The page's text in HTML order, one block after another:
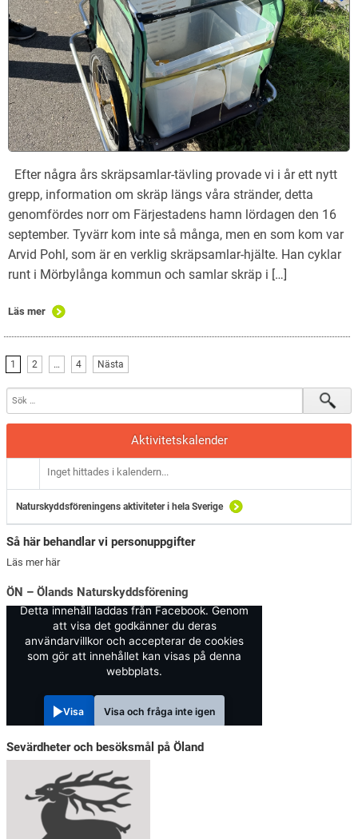
Efter några års skräpsamlar-tävling provade vi i år ett nytt
grepp, information om skräp längs våra stränder, detta
genomfördes norr om Färjestadens hamn lördagen den 16
september. Tyvärr kom inte så många, men en som kom var
Arvid Pohl, som är en verklig skräpsamlar-hjälte. Han cyklar
runt i Mörbylånga kommun och samlar skräp i […]
Läs mer
1 2 … 4 Nästa
Aktivitetskalender
Inget hittades i kalendern...
Naturskyddsföreningens aktiviteter i hela Sverige
Så här behandlar vi personuppgifter
Läs mer här
ÖN – Ölands Naturskyddsförening
Detta innehåll laddas från Facebook. Genom
att visa det godkänner du deras
användarvillkor och accepterar de cookies
som gör att innehållet kan visas på denna
webbplats.
Visa Visa och fråga inte igen
Sevärdheter och besöksmål på Öland